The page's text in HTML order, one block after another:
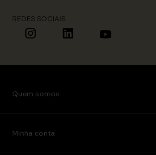
REDES SOCIAIS
Quem somos
Minha conta